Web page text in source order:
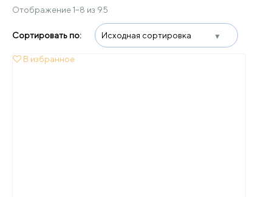
Отображение 1–8 из 95
В избранное